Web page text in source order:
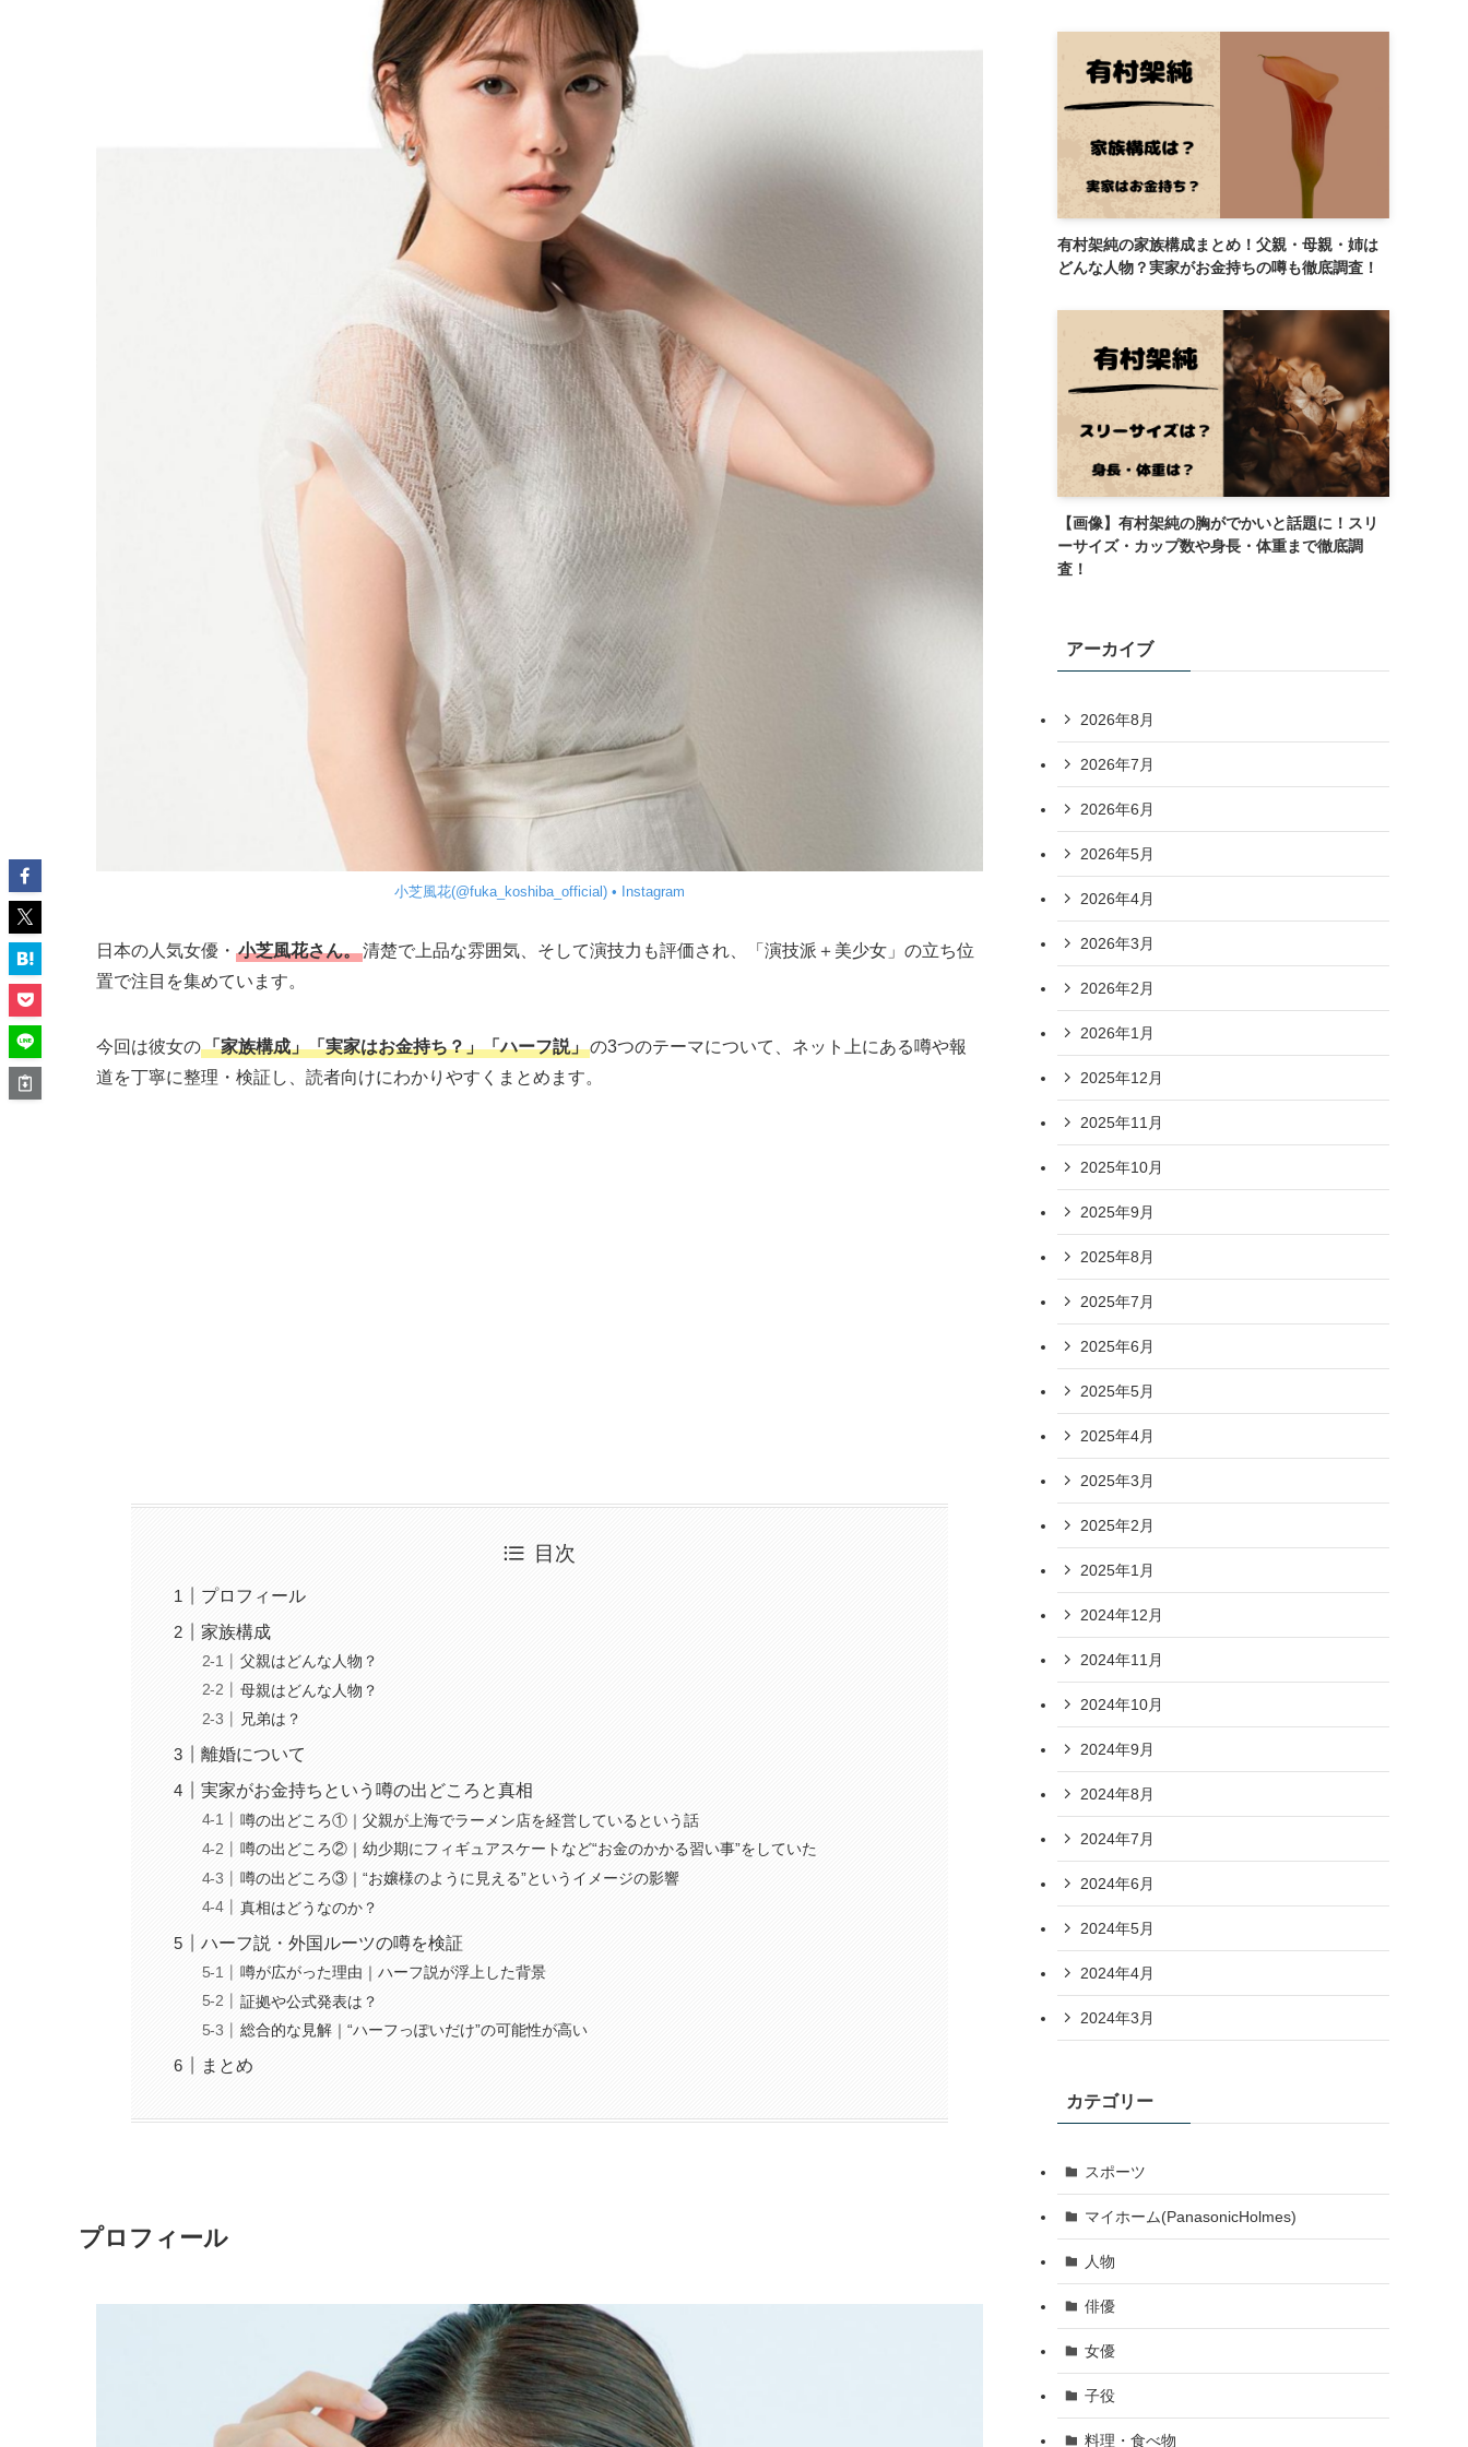
小芝風花(@fuka_koshiba_official) • Instagram
日本の人気女優・ 小芝風花さん。清楚で上品な雰囲気、そして演技力も評価され、「演技派＋美少女」の立ち位
置で注目を集めています。
今回は彼女の「家族構成」「実家はお金持ち？」「ハーフ説」の3つのテーマについて、ネット上にある噂や報
道を丁寧に整理・検証し、読者向けにわかりやすくまとめます。
目次
プロフィール
家族構成
父親はどんな人物？
母親はどんな人物？
兄弟は？
離婚について
実家がお金持ちという噂の出どころと真相
噂の出どころ①｜父親が上海でラーメン店を経営しているという話
噂の出どころ②｜幼少期にフィギュアスケートなど“お金のかかる習い事”をしていた
噂の出どころ③｜“お嬢様のように見える”というイメージの影響
真相はどうなのか？
ハーフ説・外国ルーツの噂を検証
噂が広がった理由｜ハーフ説が浮上した背景
証拠や公式発表は？
総合的な見解｜“ハーフっぽいだけ”の可能性が高い
まとめ
プロフィール
有村架純の家族構成まとめ！父親・母親・姉は
どんな人物？実家がお金持ちの噂も徹底調査！
【画像】有村架純の胸がでかいと話題に！スリ
ーサイズ・カップ数や身長・体重まで徹底調
査！
アーカイブ
2026年8月
2026年7月
2026年6月
2026年5月
2026年4月
2026年3月
2026年2月
2026年1月
2025年12月
2025年11月
2025年10月
2025年9月
2025年8月
2025年7月
2025年6月
2025年5月
2025年4月
2025年3月
2025年2月
2025年1月
2024年12月
2024年11月
2024年10月
2024年9月
2024年8月
2024年7月
2024年6月
2024年5月
2024年4月
2024年3月
カテゴリー
スポーツ
マイホーム(PanasonicHolmes)
人物
俳優
女優
子役
料理・食べ物